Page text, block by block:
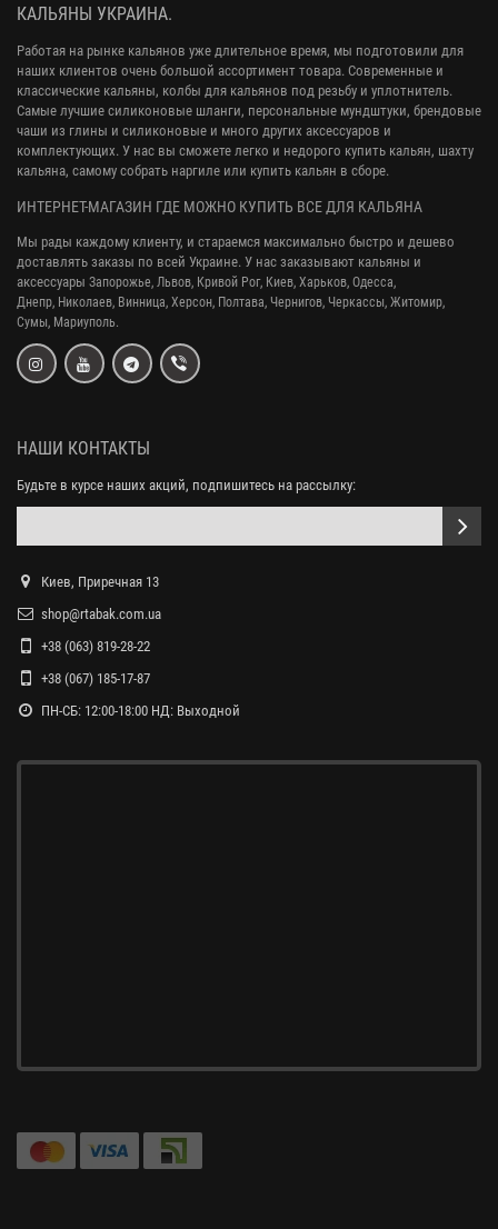
КАЛЬЯНЫ УКРАИНА.
Работая на рынке кальянов уже длительное время, мы подготовили для
наших клиентов очень большой ассортимент товара. Современные и
классические кальяны, колбы для кальянов под резьбу и уплотнитель.
Самые лучшие силиконовые шланги, персональные мундштуки, брендовые
чаши из глины и силиконовые и много других аксессуаров и
комплектующих. У нас вы сможете легко и недорого купить кальян, шахту
кальяна, самому собрать наргиле или купить кальян в сборе.
ИНТЕРНЕТ-МАГАЗИН ГДЕ МОЖНО КУПИТЬ ВСЕ ДЛЯ КАЛЬЯНА
Мы рады каждому клиенту, и стараемся максимально быстро и дешево
доставлять заказы по всей Украине. У нас заказывают кальяны и
аксессуары Запорожье, Львов, Кривой Рог, Киев, Харьков, Одесса,
Днепр, Николаев, Винница, Херсон, Полтава, Чернигов, Черкассы, Житомир,
Сумы, Мариуполь.
НАШИ КОНТАКТЫ
Будьте в курсе наших акций, подпишитесь на рассылку:
Киев, Приречная 13
shop@rtabak.com.ua
+38 (063) 819-28-22
+38 (067) 185-17-87
ПН-СБ: 12:00-18:00 НД: Выходной